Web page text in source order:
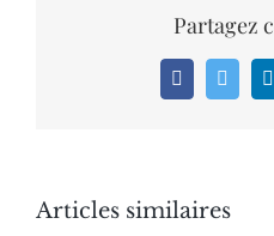
Partagez
FacebookTwitter
Articles similaires